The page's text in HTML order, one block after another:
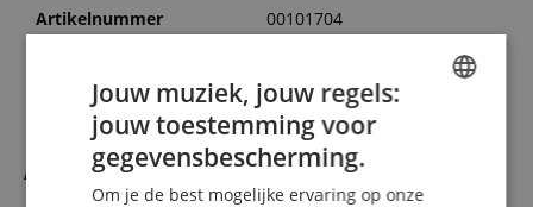
Artikelnummer 00101704
Accesoires
Jouw muziek, jouw regels:
jouw toestemming voor
gegevensbescherming.
Om je de best mogelijke ervaring op onze